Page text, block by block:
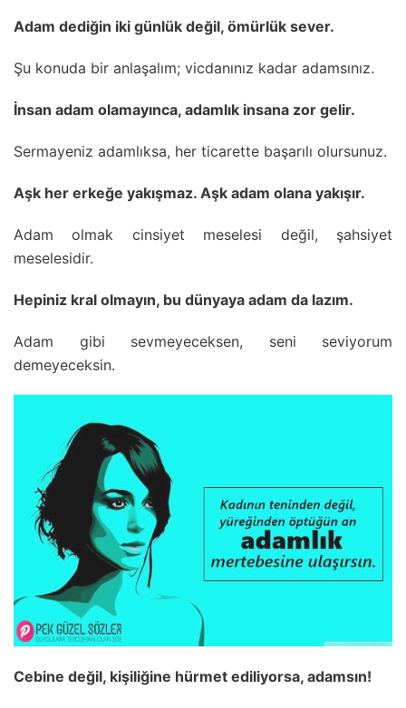
Adam dediğin iki günlük değil, ömürlük sever.
Şu konuda bir anlaşalım; vicdanınız kadar adamsınız.
İnsan adam olamayınca, adamlık insana zor gelir.
Sermayeniz adamlıksa, her ticarette başarılı olursunuz.
Aşk her erkeğe yakışmaz. Aşk adam olana yakışır.
Adam olmak cinsiyet meselesi değil, şahsiyet
meselesidir.
Hepiniz kral olmayın, bu dünyaya adam da lazım.
Adam gibi sevmeyeceksen, seni seviyorum
demeyeceksin.
Cebine değil, kişiliğine hürmet ediliyorsa, adamsın!